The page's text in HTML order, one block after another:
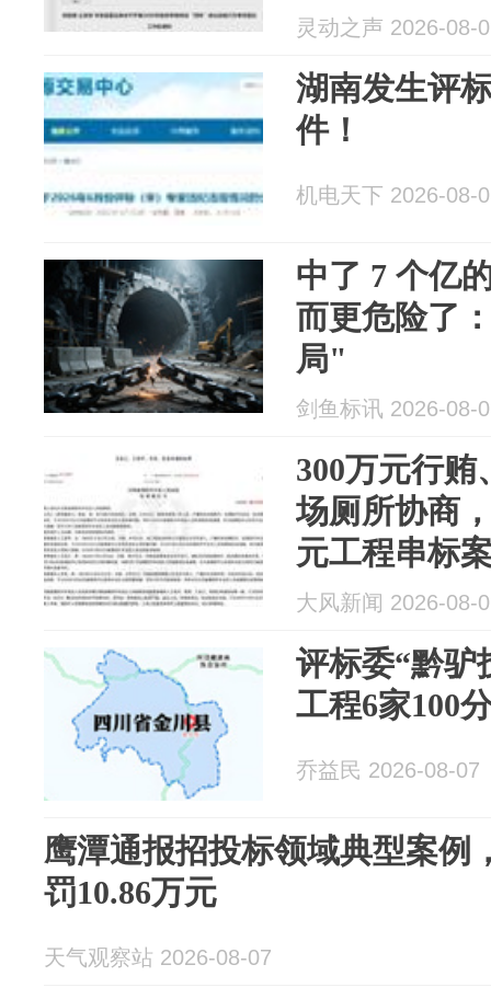
供应商提供
灵动之声 2026-08-
湖南发生评
件！
机电天下 2026-08-
中了 7 个亿
而更危险了
局"
剑鱼标讯 2026-08-
300万元行贿
场厕所协商
元工程串标
大风新闻 2026-08-
评标委“黔驴
工程6家100
乔益民 2026-08-07
鹰潭通报招投标领域典型案例
罚10.86万元
天气观察站 2026-08-07